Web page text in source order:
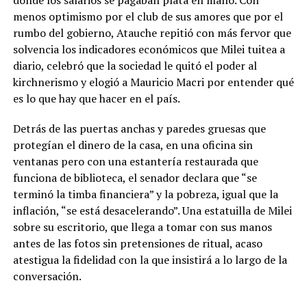
menos optimismo por el club de sus amores que por el
rumbo del gobierno, Atauche repitió con más fervor que
solvencia los indicadores económicos que Milei tuitea a
diario, celebró que la sociedad le quitó el poder al
kirchnerismo y elogió a Mauricio Macri por entender qué
es lo que hay que hacer en el país.
Detrás de las puertas anchas y paredes gruesas que
protegían el dinero de la casa, en una oficina sin
ventanas pero con una estantería restaurada que
funciona de biblioteca, el senador declara que “se
terminó la timba financiera” y la pobreza, igual que la
inflación, “se está desacelerando”. Una estatuilla de Milei
sobre su escritorio, que llega a tomar con sus manos
antes de las fotos sin pretensiones de ritual, acaso
atestigua la fidelidad con la que insistirá a lo largo de la
conversación.